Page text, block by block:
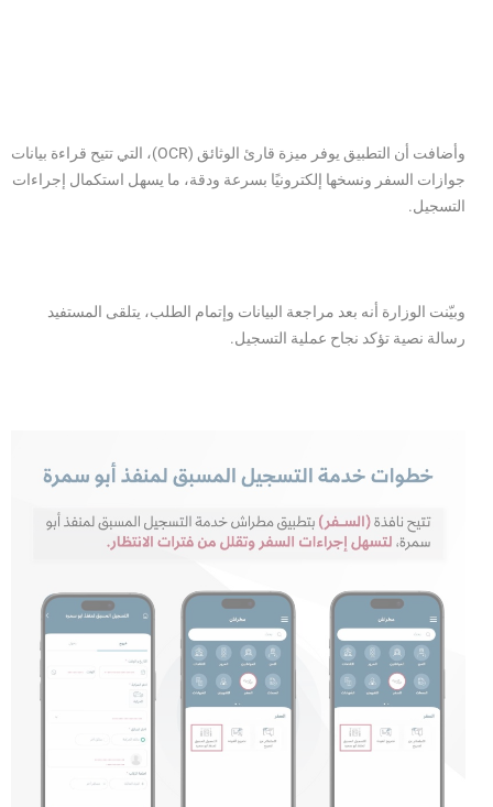
وأضافت أن التطبيق يوفر ميزة قارئ الوثائق (OCR)، التي تتيح قراءة بيانات
جوازات السفر ونسخها إلكترونيًا بسرعة ودقة، ما يسهل استكمال إجراءات
التسجيل.
وبيّنت الوزارة أنه بعد مراجعة البيانات وإتمام الطلب، يتلقى المستفيد
رسالة نصية تؤكد نجاح عملية التسجيل.